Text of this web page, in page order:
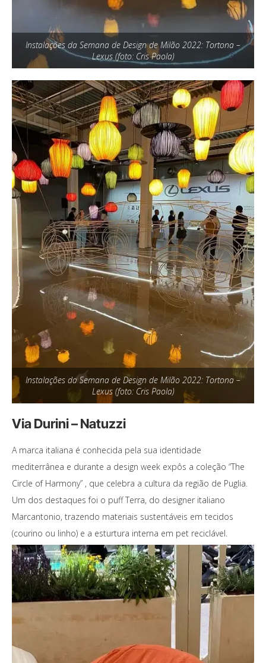
Instalações da Semana de Design de Milão 2022: Tortona –
Lexus (foto: Cris Paola)
Instalações da Semana de Design de Milão 2022: Tortona –
Lexus (foto: Cris Paola)
Via Durini – Natuzzi
A marca italiana é conhecida pela sua identidade
mediterrânea e durante a design week expôs a coleção “The
Circle of Harmony” , que celebra a cultura da região de Puglia.
Um dos destaques foi o puff Terra, do designer italiano
Marcantonio, trazendo materiais sustentáveis em tecidos
(courino ou linho) e a esturtura interna em pet reciclável.